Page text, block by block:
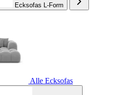
Ecksofas L-Form
Alle Ecksofas